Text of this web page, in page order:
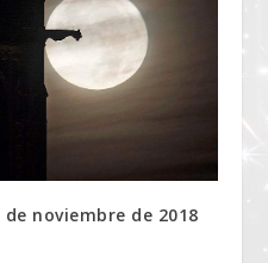
noviembre de 2018